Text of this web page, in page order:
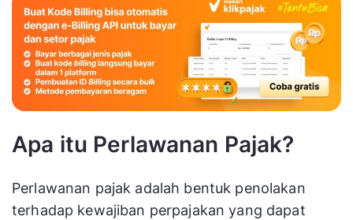
Apa itu Perlawanan Pajak?
Perlawanan pajak adalah bentuk penolakan
terhadap kewajiban perpajakan yang dapat